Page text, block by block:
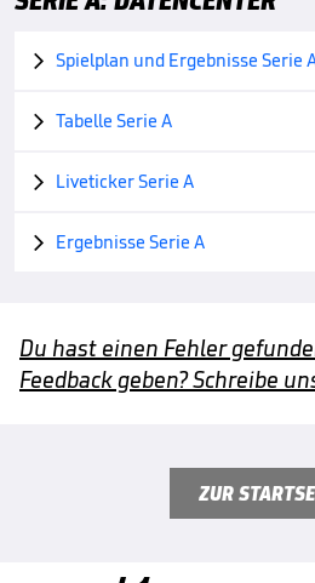
 Spielplan und Ergebnisse Serie
 Tabelle Serie A
 Liveticker Serie A
 Ergebnisse Serie A
Du hast einen Fehler
Feedback geben? Schreibe
ZUR